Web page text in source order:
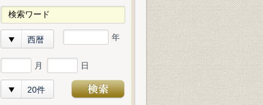
西暦 年
月 日
20件